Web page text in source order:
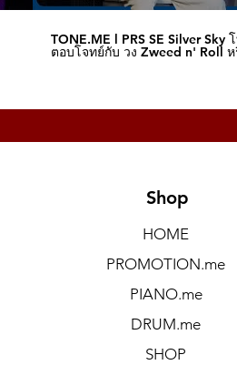
TONE.ME l PRS SE Silver Sky
ตอบโจทย์กับ วง Zweed n' Roll ห
Shop
HOME
PROMOTION.me
PIANO.me
DRUM.me
SHOP